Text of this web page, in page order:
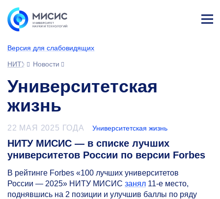
Версия для слабовидящих
НИТУ МИСИС
Новости
Университетская
жизнь
22 МАЯ 2025 ГОДА Университетская жизнь
НИТУ МИСИС — в списке лучших
университетов России по версии Forbes
В рейтинге Forbes «100 лучших университетов
России — 2025» НИТУ МИСИС занял 11-е место,
поднявшись на 2 позиции и улучшив баллы по ряду